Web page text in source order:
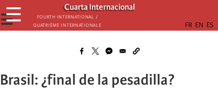
Skip
to
main
Cuarta Internacional
Fourth International /
Quatrième internationale
☰
☰
Brasil: ¿final de la pesadilla?